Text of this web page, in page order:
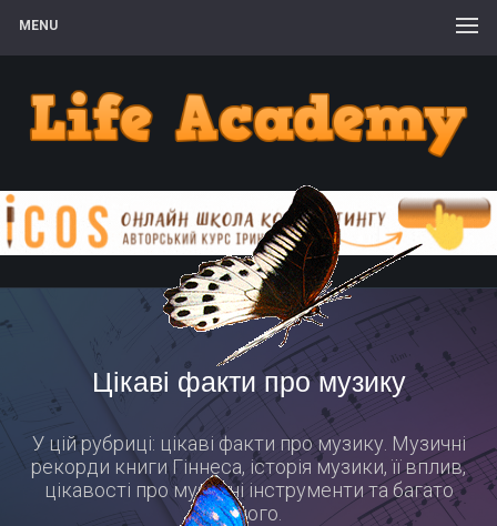
MENU
Цікаві факти про музику
У цій рубриці: цікаві факти про музику. Музичні
рекорди книги Гіннеса, історія музики, її вплив,
цікавості про музичні інструменти та багато
іншого.